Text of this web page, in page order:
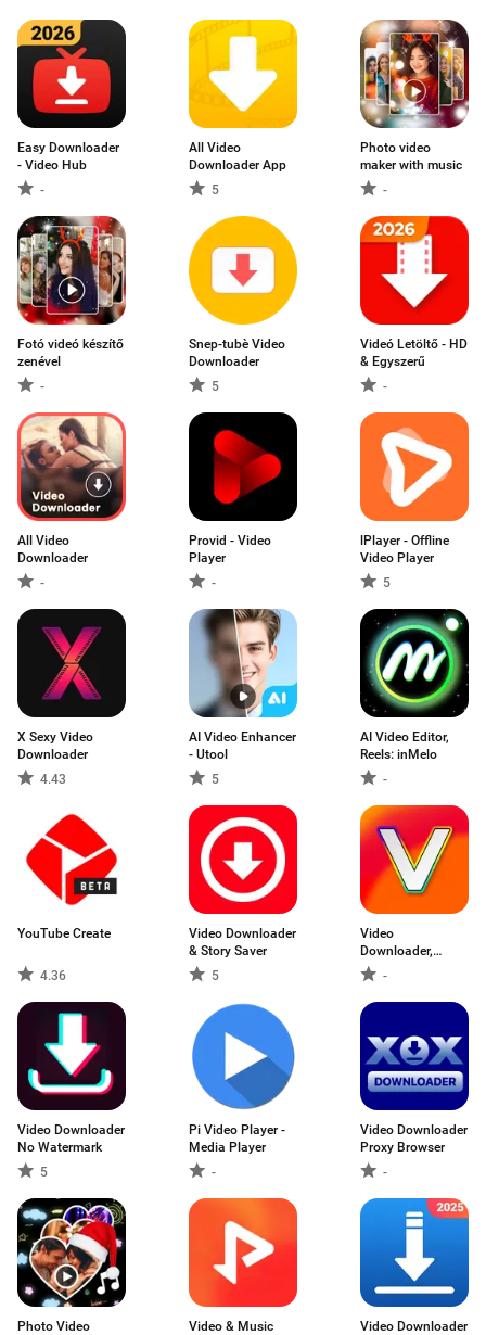
Easy Downloader
- Video Hub
-
All Video
Downloader App
5
Photo video
maker with music
-
Fotó videó készítő
zenével
-
Snep-tubè Video
Downloader
5
Videó Letöltő - HD
& Egyszerű
-
All Video
Downloader
-
Provid - Video
Player
-
lPlayer - Offline
Video Player
5
X Sexy Video
Downloader
4.43
AI Video Enhancer
- Utool
5
AI Video Editor,
Reels: inMelo
-
YouTube Create
4.36
Video Downloader
& Story Saver
5
Video
Downloader,
Download Vid
-
Video Downloader
No Watermark
5
Pi Video Player -
Media Player
-
Video Downloader
Proxy Browser
-
Photo Video
Video & Music
Video Downloader